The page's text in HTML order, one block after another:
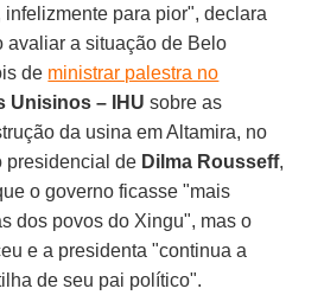
para pior", declara
avaliar a situação de Belo
de ministrar palestra no
Unisinos – IHU sobre as
da usina em Altamira, no
presidencial de Dilma Rousseff,
o governo ficasse "mais
dos povos do Xingu", mas o
e a presidenta "continua a
de seu pai político".